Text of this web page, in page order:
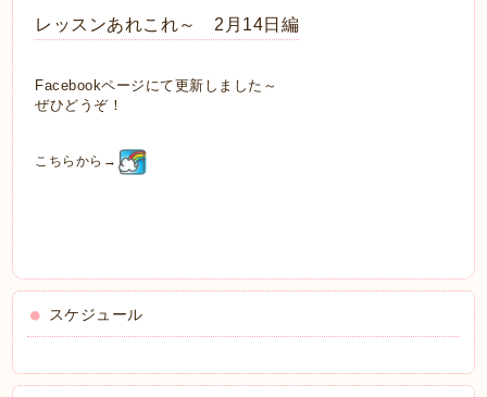
レッスンあれこれ～ 2月14日編
Facebookページにて更新しました～
ぜひどうぞ！
こちらから→
スケジュール